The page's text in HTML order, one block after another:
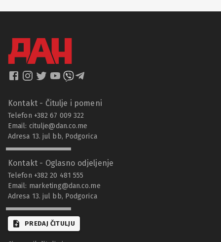
Kontakt - Čitulje i pomeni
Telefon +382 67 009 322
Email: citulje@dan.co.me
Adresa 13. jul bb, Podgorica
Kontakt - Oglasno odjeljenje
Telefon +382 20 481 555
Email: marketing@dan.co.me
Adresa 13. jul bb, Podgorica
PREDAJ ČITULJU